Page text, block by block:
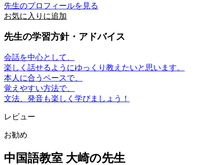
先生のプロフィールを見る
お気に入りに追加
先生の学習方針・アドバイス
会話を中心として、
楽しく話せるようにゆっくり教えたいと思います。
本人に合うペースで、
覚えやすい方法で、
文法、発音も楽しく学びましょう！
レビュー
お勧め
中国語教室 大崎の先生